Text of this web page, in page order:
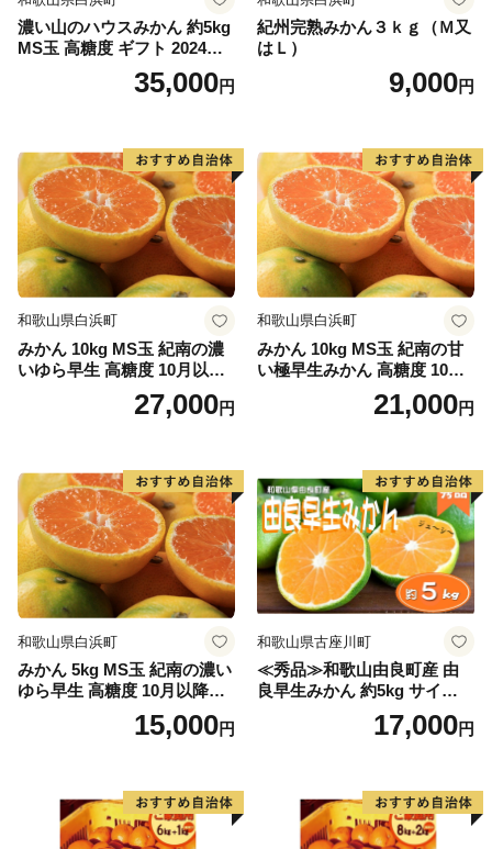
濃い山のハウスみかん 約5kg
MS玉 高糖度 ギフト 2024年7
35,000円
紀州完熟みかん３ｋｇ（Ｍ又
はＬ）
9,000円
和歌山県白浜町
みかん 10kg MS玉 紀南の濃
いゆら早生 高糖度 10月以降
発送 マルチ被覆栽培27,000円
和歌山県白浜町
みかん 10kg MS玉 紀南の甘
い極早生みかん 高糖度 10月
以降発送 マルチ被覆栽培
21,000円
和歌山県白浜町
みかん 5kg MS玉 紀南の濃い
ゆら早生 高糖度 10月以降発
送 マルチ被覆栽培15,000円
和歌山県古座川町
≪秀品≫和歌山由良町産 由
良早生みかん 約5kg サイズお
まかせ【sml106C】17,000円